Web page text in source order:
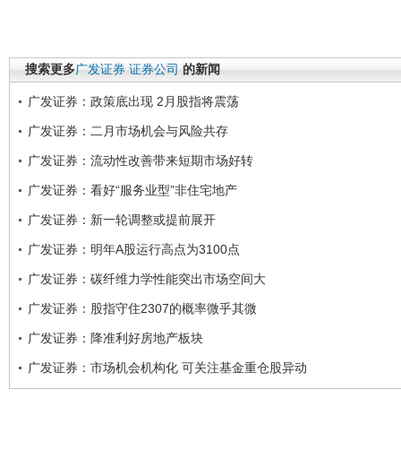
搜索更多广发证券 证券公司 的新闻
广发证券：政策底出现 2月股指将震荡
广发证券：二月市场机会与风险共存
广发证券：流动性改善带来短期市场好转
广发证券：看好“服务业型”非住宅地产
广发证券：新一轮调整或提前展开
广发证券：明年A股运行高点为3100点
广发证券：碳纤维力学性能突出市场空间大
广发证券：股指守住2307的概率微乎其微
广发证券：降准利好房地产板块
广发证券：市场机会机构化 可关注基金重仓股异动